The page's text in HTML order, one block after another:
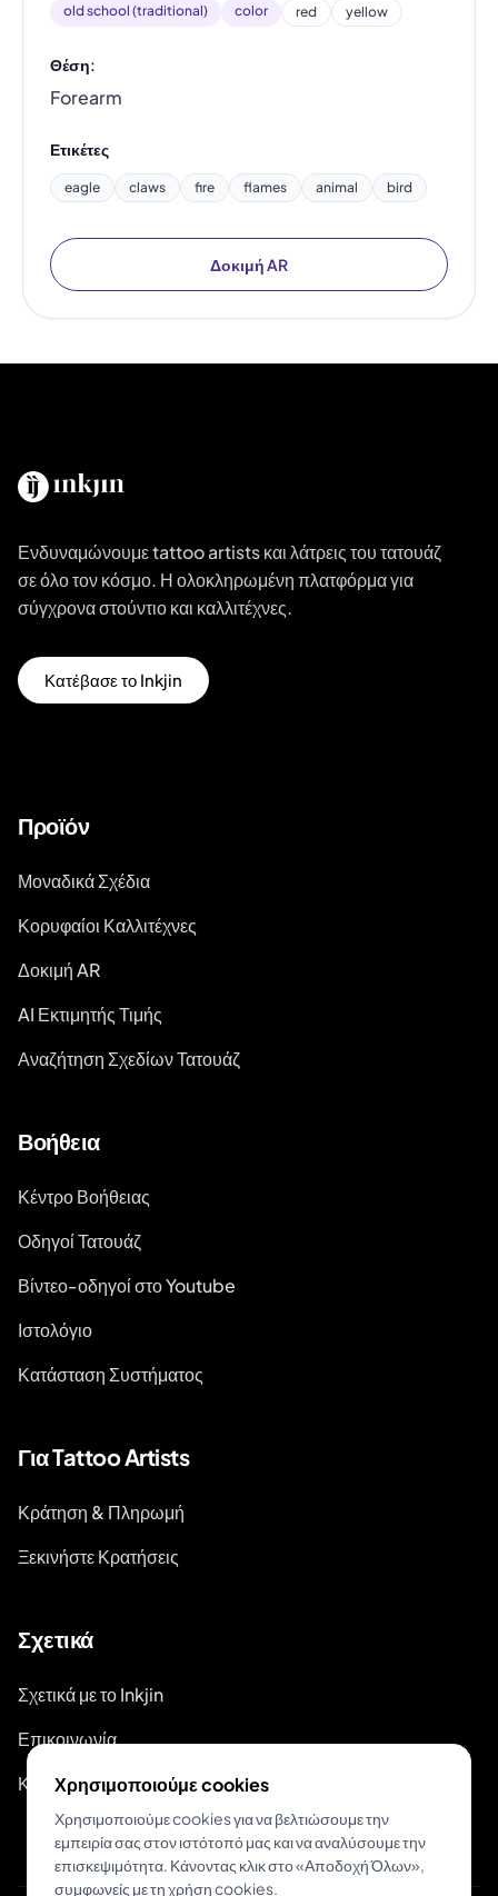
old school (traditional) color red yellow
Θέση:
Forearm
Ετικέτες
eagle claws fire flames animal bird
Δοκιμή AR
Ενδυναμώνουμε tattoo artists και λάτρεις του τατουάζ
σε όλο τον κόσμο. Η ολοκληρωμένη πλατφόρμα για
σύγχρονα στούντιο και καλλιτέχνες.
Κατέβασε το Inkjin
Προϊόν
Μοναδικά Σχέδια
Κορυφαίοι Καλλιτέχνες
Δοκιμή AR
AI Εκτιμητής Τιμής
Αναζήτηση Σχεδίων Τατουάζ
Βοήθεια
Κέντρο Βοήθειας
Οδηγοί Τατουάζ
Βίντεο-οδηγοί στο Youtube
Ιστολόγιο
Κατάσταση Συστήματος
Για Tattoo Artists
Κράτηση & Πληρωμή
Ξεκινήστε Κρατήσεις
Σχετικά
Σχετικά με το Inkjin
Επικοινωνία
Κιτ Επωνυμίας
Χρησιμοποιούμε cookies
Χρησιμοποιούμε cookies για να βελτιώσουμε την
εμπειρία σας στον ιστότοπό μας και να αναλύσουμε την
επισκεψιμότητα. Κάνοντας κλικ στο «Αποδοχή Όλων»,
συμφωνείς με τη χρήση cookies.